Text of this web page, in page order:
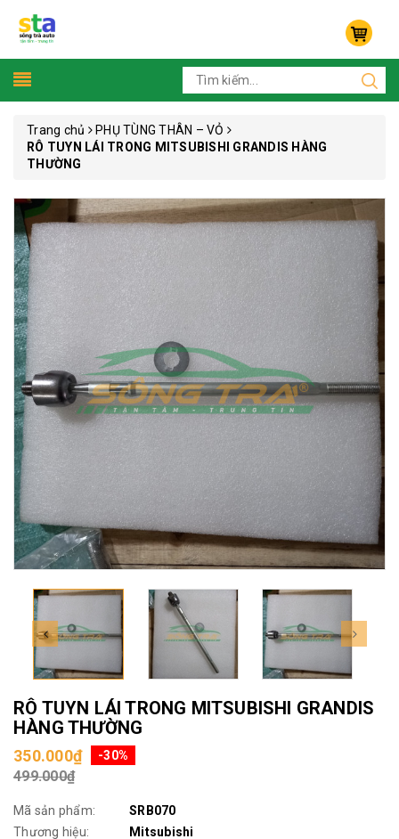
Trang chủ
PHỤ TÙNG THÂN – VỎ
RÔ TUYN LÁI TRONG MITSUBISHI GRANDIS HÀNG
THƯỜNG
RÔ TUYN LÁI TRONG MITSUBISHI GRANDIS
HÀNG THƯỜNG
350.000₫ -30%
499.000₫
Mã sản phẩm:
SRB070
Thương hiệu:
Mitsubishi